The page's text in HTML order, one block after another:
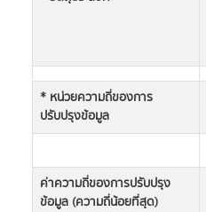
* หน่วยความถี่ของการ
ปรับปรุงข้อมูล
ค่าความถี่ของการปรับปรุง
ข้อมูล (ความถี่น้อยที่สุด)